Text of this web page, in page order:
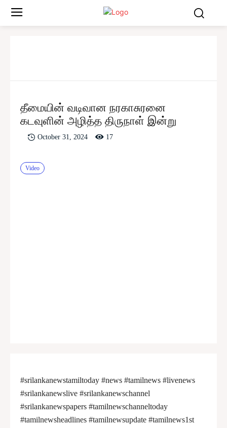
தீமையின் வடிவான நரகாசுரனை
கடவுளின் அழித்த திருநாள் இன்று
October 31, 2024 17
Video
#srilankanewstamiltoday #news #tamilnews #livenews
#srilankanewslive #srilankanewschannel
#srilankanewspapers #tamilnewschanneltoday
#tamilnewsheadlines #tamilnewsupdate #tamilnews1st